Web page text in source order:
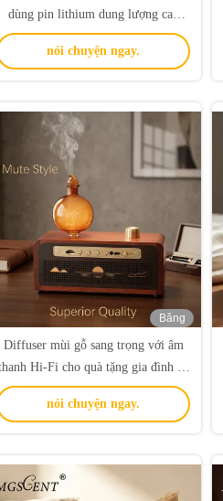
dùng pin lithium dung lượng cao
2600mAh với dịch vụ khuếch tán
không khí lạnh và tùy chỉnh chuyên
nói chuyện ngay.
Băng
Diffuser mùi gỗ sang trọng với âm
Hi-Fi cho quà tặng gia đình và
kinh doanh
nói chuyện ngay.